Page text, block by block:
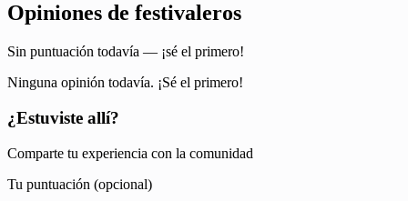
Opiniones de festivaleros
Sin puntuación todavía — ¡sé el primero!
Ninguna opinión todavía. ¡Sé el primero!
¿Estuviste allí?
Comparte tu experiencia con la comunidad
Tu puntuación (opcional)